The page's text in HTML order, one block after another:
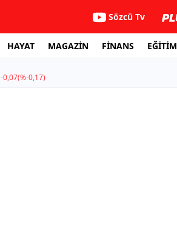
Sözcü Tv
HAYAT MAGAZİN FİNANS EĞİTİM
-0,07(%-0,17)